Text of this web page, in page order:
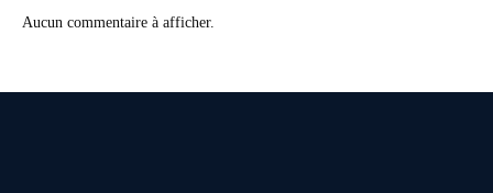
Aucun commentaire à afficher.